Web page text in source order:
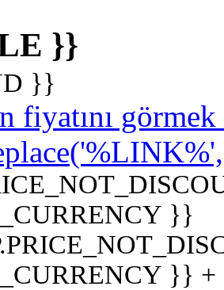
}}
}}
fiyatını
}}
}}